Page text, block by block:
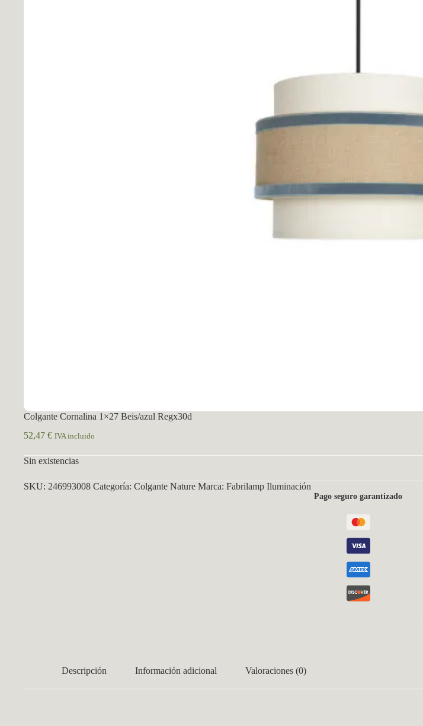
Colgante Cornalina 1×27 Beis/azul Regx30d
52,47 € IVA incluido
Sin existencias
SKU: 246993008 Categoría: Colgante Nature Marca: Fabrilamp Iluminación
Pago seguro garantizado
Descripción Información adicional Valoraciones (0)